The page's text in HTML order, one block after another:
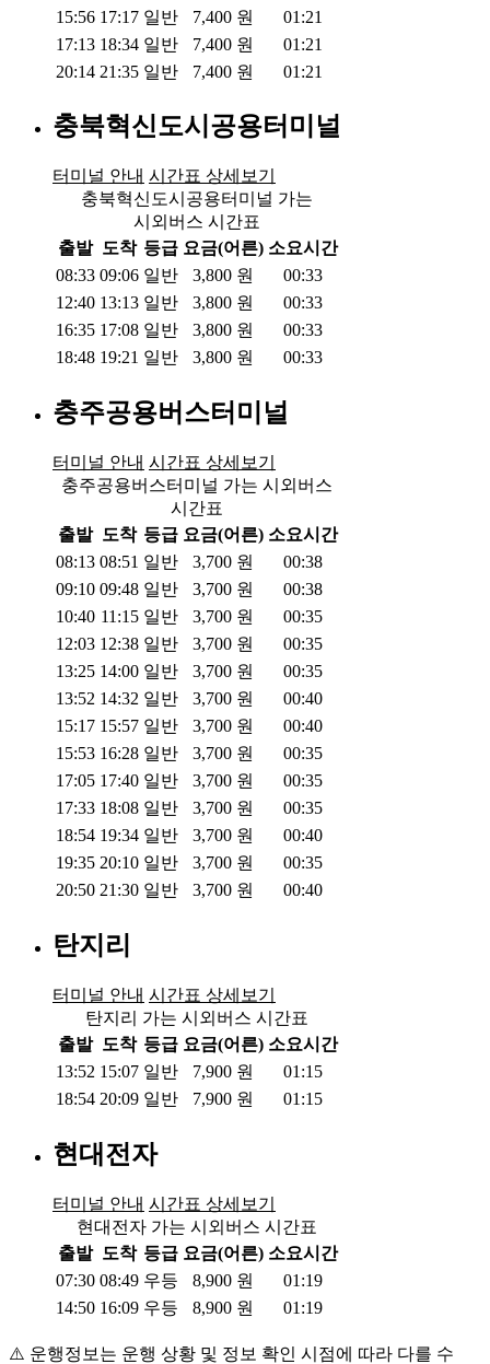
15:56 17:17 일반 7,400 원
01:21
17:13 18:34 일반 7,400 원
01:21
20:14 21:35 일반 7,400 원 01:21
충북혁신도시공용터미널
터미널 안내 시간표 상세보기
충북혁신도시공용터미널 가는
시외버스 시간표
출발 도착 등급 요금(어른) 소요시간
08:33 09:06 일반 3,800 원
00:33
12:40 13:13 일반 3,800 원
00:33
16:35 17:08 일반 3,800 원
00:33
18:48 19:21 일반 3,800 원 00:33
충주공용버스터미널
터미널 안내 시간표 상세보기
충주공용버스터미널 가는 시외버스
시간표
출발 도착 등급 요금(어른) 소요시간
08:13 08:51 일반 3,700 원
00:38
09:10 09:48 일반 3,700 원
00:38
10:40 11:15 일반 3,700 원
00:35
12:03 12:38 일반 3,700 원
00:35
13:25 14:00 일반 3,700 원
00:35
13:52 14:32 일반 3,700 원
00:40
15:17 15:57 일반 3,700 원
00:40
15:53 16:28 일반 3,700 원
00:35
17:05 17:40 일반 3,700 원
00:35
17:33 18:08 일반 3,700 원
00:35
18:54 19:34 일반 3,700 원
00:40
19:35 20:10 일반 3,700 원
00:35
20:50 21:30 일반 3,700 원 00:40
탄지리
터미널 안내 시간표 상세보기
탄지리 가는 시외버스 시간표
출발 도착 등급 요금(어른) 소요시간
13:52 15:07 일반 7,900 원
01:15
18:54 20:09 일반 7,900 원 01:15
현대전자
터미널 안내 시간표 상세보기
현대전자 가는 시외버스 시간표
출발 도착 등급 요금(어른) 소요시간
07:30 08:49 우등 8,900 원
01:19
14:50 16:09 우등 8,900 원 01:19
⚠️ 운행정보는 운행 상황 및 정보 확인 시점에 따라 다를 수